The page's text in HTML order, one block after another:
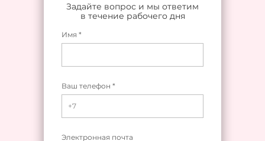
Задайте вопрос и мы ответим
в течение рабочего дня
Имя *
Ваш телефон *
Электронная почта